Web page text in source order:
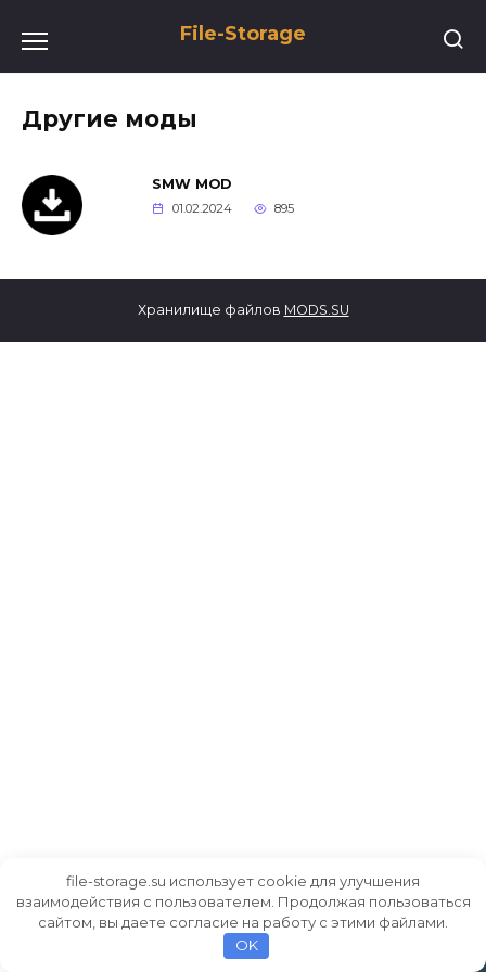
содержанию
File-Storage
Другие моды
SMW MOD
01.02.2024 895
Хранилище файлов MODS.SU
file-storage.su использует cookie для улучшения
взаимодействия с пользователем. Продолжая пользоваться
сайтом, вы даете согласие на работу с этими файлами.
OK